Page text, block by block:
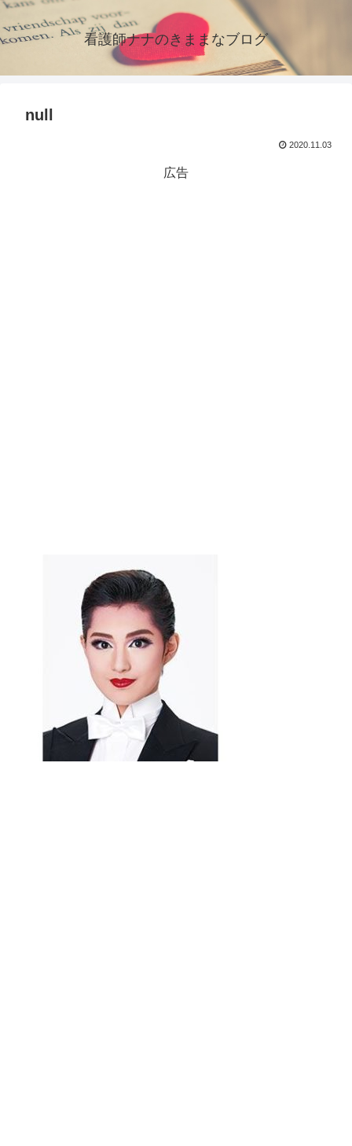
看護師ナナのきままなブログ
null
2020.11.03
広告